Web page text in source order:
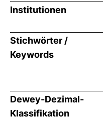
Institutionen
Stichwörter /
Keywords
Dewey-Dezimal-
Klassifikation